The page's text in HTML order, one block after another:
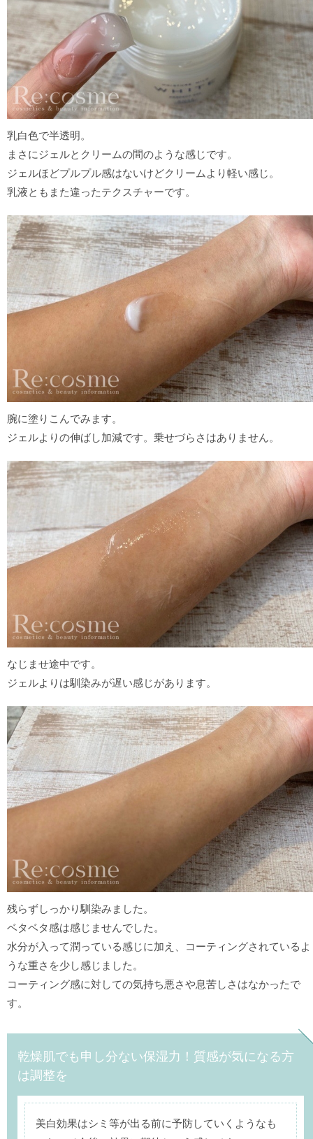
乳白色で半透明。
まさにジェルとクリームの間のような感じです。
ジェルほどプルプル感はないけどクリームより軽い感じ。
乳液ともまた違ったテクスチャーです。
腕に塗りこんでみます。
ジェルよりの伸ばし加減です。乗せづらさはありません。
なじませ途中です。
ジェルよりは馴染みが遅い感じがあります。
残らずしっかり馴染みました。
ベタベタ感は感じませんでした。
水分が入って潤っている感じに加え、コーティングされているよ
うな重さを少し感じました。
コーティング感に対しての気持ち悪さや息苦しさはなかったで
す。
乾燥肌でも申し分ない保湿力！質感が気になる方
は調整を
美白効果はシミ等が出る前に予防していくようなも